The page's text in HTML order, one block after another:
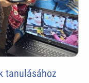
tanulásához